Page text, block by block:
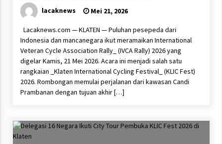
lacaknews Mei 21, 2026
Lacaknews.com — KLATEN — Puluhan pesepeda dari
Indonesia dan mancanegara ikut meramaikan International
Veteran Cycle Association Rally_ (IVCA Rally) 2026 yang
digelar Kamis, 21 Mei 2026. Acara ini menjadi salah satu
rangkaian _Klaten International Cycling Festival_ (KLIC Fest)
2026. Rombongan memulai perjalanan dari kawasan Candi
Prambanan dengan tujuan akhir […]